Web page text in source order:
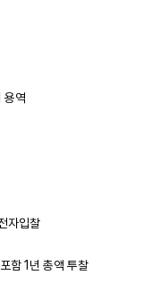
용역
자입찰
함 1년 총액 투찰